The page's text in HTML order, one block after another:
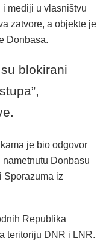
mediji u vlasništvu
zatvore, a objekte je
Donbasa.
blokirani
je bio odgovor
Donbasu
Sporazuma iz
Republika
teritoriju DNR i LNR.